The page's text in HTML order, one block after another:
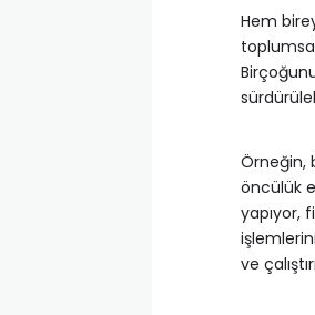
Hem
Örneğin,
öncülük
yapıyor,
ve